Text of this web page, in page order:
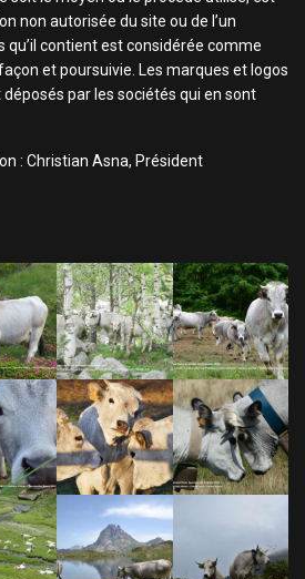
non autorisée du site ou de l’un
qu’il contient est considérée comme
et poursuivie. Les marques et logos
par les sociétés qui en sont
: Christian Asna, Président